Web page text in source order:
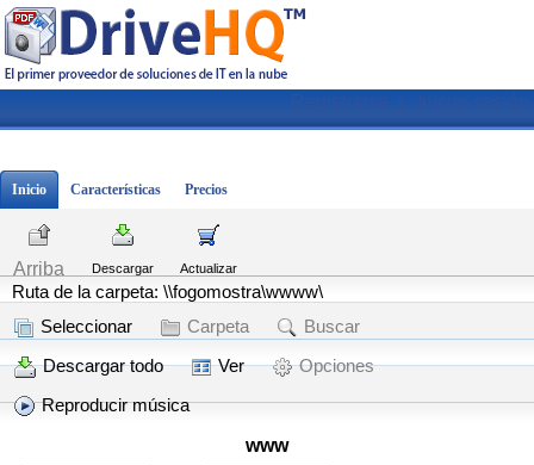
Registrarse Iniciar sesión
Inicio Características Precios
Arriba Descargar Actualizar
Ruta de la carpeta: \\fogomostra\wwww\
Seleccionar
Carpeta
Buscar
Descargar todo
Ver
Opciones
Reproducir música
www